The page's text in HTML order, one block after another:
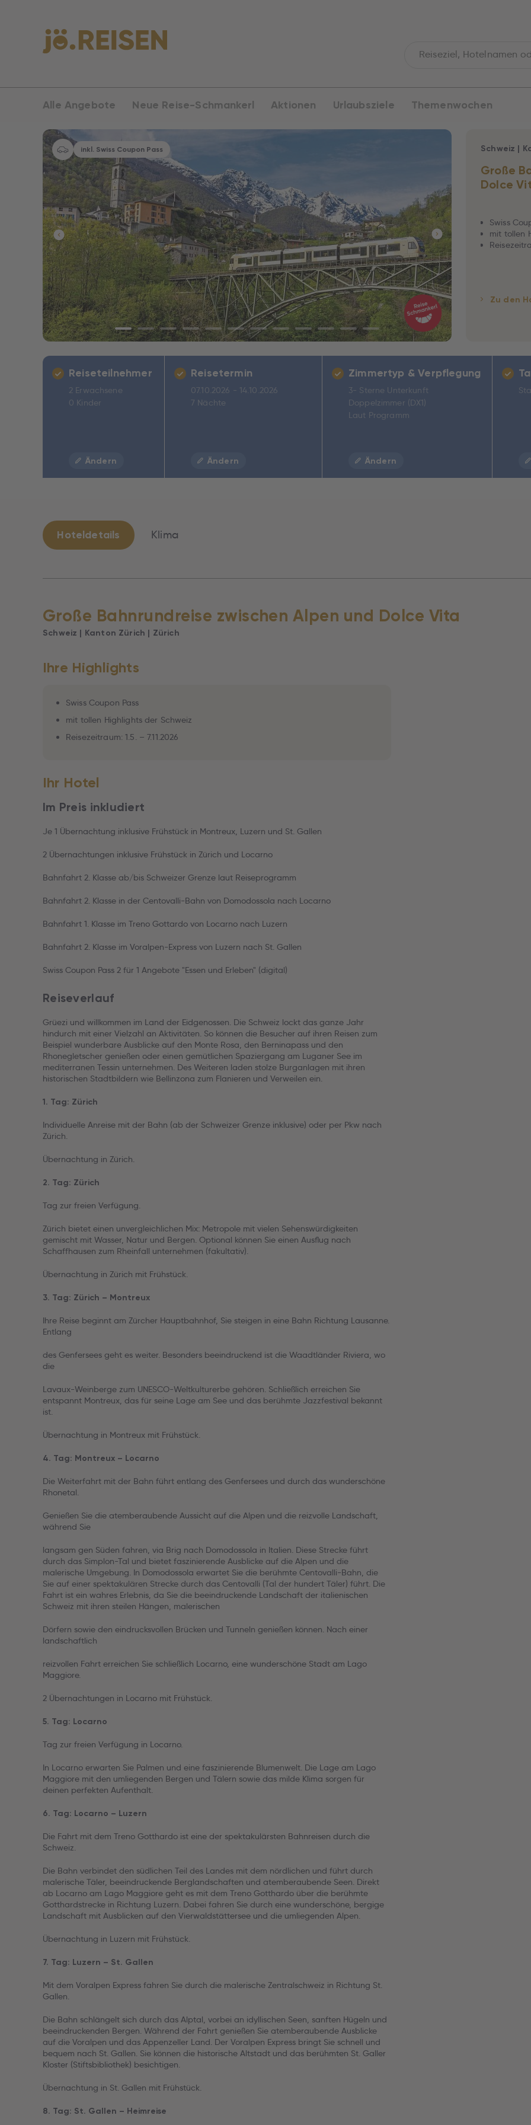
Alle Angebote Neue Reise-Schmankerl Aktionen Urlaubsziele Themenwochen
inkl. Swiss Coupon Pass
Große
Dolce
Schweiz |
Swiss
mit tollen
Zu den
Reiseteilnehmer
2 Erwachsene
0 Kinder
Ändern
Reisetermin
07.10.2026 - 14.10.2026
7 Nächte
Ändern
Zimmertyp & Verpflegung
3- Sterne Unterkunft
Doppelzimmer (DX1)
Laut Programm
Ändern
Hoteldetails Klima
Große Bahnrundreise zwischen Alpen und Dolce Vita
Schweiz | Kanton Zürich | Zürich
Ihre Highlights
Swiss Coupon Pass
mit tollen Highlights der Schweiz
Reisezeitraum: 1.5. – 7.11.2026
Ihr Hotel
Im Preis inkludiert
Je 1 Übernachtung inklusive Frühstück in Montreux, Luzern und St. Gallen
2 Übernachtungen inklusive Frühstück in Zürich und Locarno
Bahnfahrt 2. Klasse ab/bis Schweizer Grenze laut Reiseprogramm
Bahnfahrt 2. Klasse in der Centovalli-Bahn von Domodossola nach Locarno
Bahnfahrt 1. Klasse im Treno Gottardo von Locarno nach Luzern
Bahnfahrt 2. Klasse im Voralpen-Express von Luzern nach St. Gallen
Swiss Coupon Pass 2 für 1 Angebote "Essen und Erleben" (digital)
Reiseverlauf
Grüezi und willkommen im Land der Eidgenossen. Die Schweiz lockt das ganze Jahr
hindurch mit einer Vielzahl an Aktivitäten. So können die Besucher auf ihren Reisen zum
Beispiel wunderbare Ausblicke auf den Monte Rosa, den Berninapass und den
Rhonegletscher genießen oder einen gemütlichen Spaziergang am Luganer See im
mediterranen Tessin unternehmen. Des Weiteren laden stolze Burganlagen mit ihren
historischen Stadtbildern wie Bellinzona zum Flanieren und Verweilen ein.
1. Tag: Zürich
Individuelle Anreise mit der Bahn (ab der Schweizer Grenze inklusive) oder per Pkw nach
Zürich.
Übernachtung in Zürich.
2. Tag: Zürich
Tag zur freien Verfügung.
Zürich bietet einen unvergleichlichen Mix: Metropole mit vielen Sehenswürdigkeiten
gemischt mit Wasser, Natur und Bergen. Optional können Sie einen Ausflug nach
Schaffhausen zum Rheinfall unternehmen (fakultativ).
Übernachtung in Zürich mit Frühstück.
3. Tag: Zürich – Montreux
Ihre Reise beginnt am Zürcher Hauptbahnhof, Sie steigen in eine Bahn Richtung Lausanne.
Entlang
des Genfersees geht es weiter. Besonders beeindruckend ist die Waadtländer Riviera, wo
die
Lavaux-Weinberge zum UNESCO-Weltkulturerbe gehören. Schließlich erreichen Sie
entspannt Montreux, das für seine Lage am See und das berühmte Jazzfestival bekannt
ist.
Übernachtung in Montreux mit Frühstück.
4. Tag: Montreux – Locarno
Die Weiterfahrt mit der Bahn führt entlang des Genfersees und durch das wunderschöne
Rhonetal.
Genießen Sie die atemberaubende Aussicht auf die Alpen und die reizvolle Landschaft,
während Sie
langsam gen Süden fahren, via Brig nach Domodossola in Italien. Diese Strecke führt
durch das Simplon-Tal und bietet faszinierende Ausblicke auf die Alpen und die
malerische Umgebung. In Domodossola erwartet Sie die berühmte Centovalli-Bahn, die
Sie auf einer spektakulären Strecke durch das Centovalli (Tal der hundert Täler) führt. Die
Fahrt ist ein wahres Erlebnis, da Sie die beeindruckende Landschaft der italienischen
Schweiz mit ihren steilen Hängen, malerischen
Dörfern sowie den eindrucksvollen Brücken und Tunneln genießen können. Nach einer
landschaftlich
reizvollen Fahrt erreichen Sie schließlich Locarno, eine wunderschöne Stadt am Lago
Maggiore.
2 Übernachtungen in Locarno mit Frühstück.
5. Tag: Locarno
Tag zur freien Verfügung in Locarno.
In Locarno erwarten Sie Palmen und eine faszinierende Blumenwelt. Die Lage am Lago
Maggiore mit den umliegenden Bergen und Tälern sowie das milde Klima sorgen für
deinen perfekten Aufenthalt.
6. Tag: Locarno – Luzern
Die Fahrt mit dem Treno Gotthardo ist eine der spektakulärsten Bahnreisen durch die
Schweiz.
Die Bahn verbindet den südlichen Teil des Landes mit dem nördlichen und führt durch
malerische Täler, beeindruckende Berglandschaften und atemberaubende Seen. Direkt
ab Locarno am Lago Maggiore geht es mit dem Treno Gotthardo über die berühmte
Gotthardstrecke in Richtung Luzern. Dabei fahren Sie durch eine wunderschöne, bergige
Landschaft mit Ausblicken auf den Vierwaldstättersee und die umliegenden Alpen.
Übernachtung in Luzern mit Frühstück.
7. Tag: Luzern – St. Gallen
Mit dem Voralpen Express fahren Sie durch die malerische Zentralschweiz in Richtung St.
Gallen.
Die Bahn schlängelt sich durch das Alptal, vorbei an idyllischen Seen, sanften Hügeln und
beeindruckenden Bergen. Während der Fahrt genießen Sie atemberaubende Ausblicke
auf die Voralpen und das Appenzeller Land. Der Voralpen Express bringt Sie schnell und
bequem nach St. Gallen. Sie können die historische Altstadt und das berühmten St. Galler
Kloster (Stiftsbibliothek) besichtigen.
Übernachtung in St. Gallen mit Frühstück.
8. Tag: St. Gallen – Heimreise